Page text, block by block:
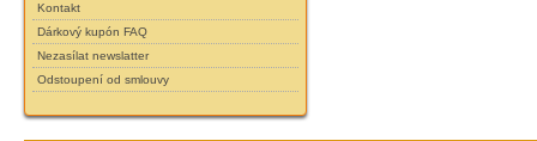
Kontakt
Dárkový kupón FAQ
Nezasílat newslatter
Odstoupení od smlouvy